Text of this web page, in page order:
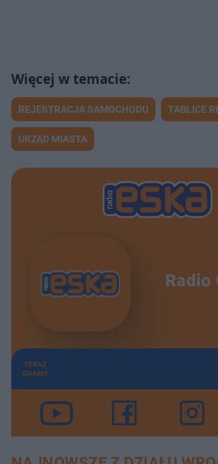
REJESTRACJA SAMOCHODU TABLICE
URZĄD MIASTA
Radio
TERAZ
GRAMY